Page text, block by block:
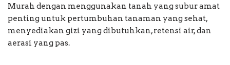
Murah dengan menggunakan tanah yang subur amat
penting untuk pertumbuhan tanaman yang sehat,
menyediakan gizi yang dibutuhkan, retensi air, dan
aerasi yang pas.